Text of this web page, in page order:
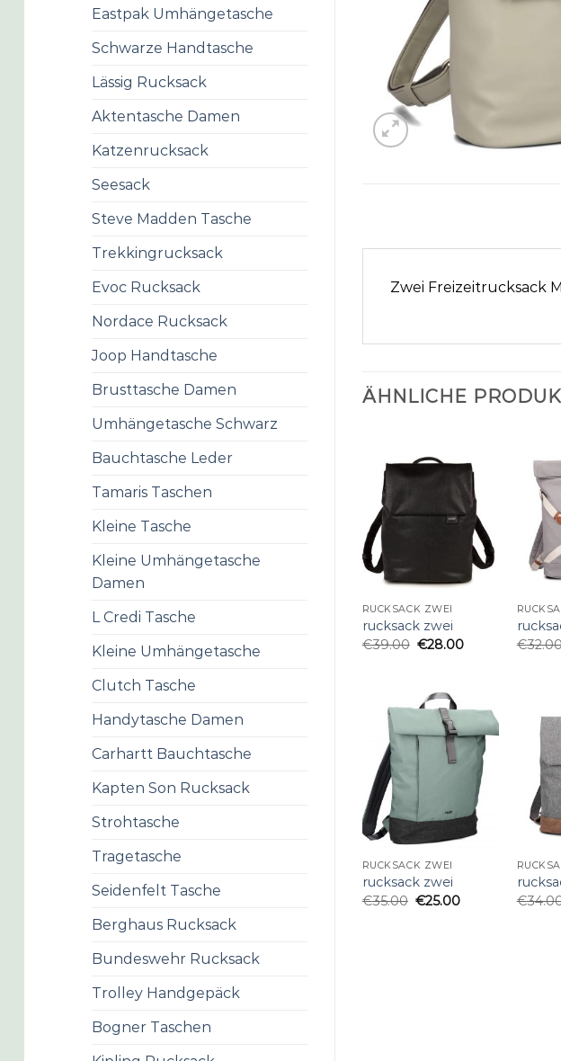
Eastpak Umhängetasche
Schwarze Handtasche
Lässig Rucksack
Aktentasche Damen
Katzenrucksack
Seesack
Steve Madden Tasche
Trekkingrucksack
Evoc Rucksack
Nordace Rucksack
Joop Handtasche
Brusttasche Damen
Umhängetasche Schwarz
Bauchtasche Leder
Tamaris Taschen
Kleine Tasche
Kleine Umhängetasche
Damen
L Credi Tasche
Kleine Umhängetasche
Clutch Tasche
Handytasche Damen
Carhartt Bauchtasche
Kapten Son Rucksack
Strohtasche
Tragetasche
Seidenfelt Tasche
Berghaus Rucksack
Bundeswehr Rucksack
Trolley Handgepäck
Bogner Taschen
Zwei Freizeitrucksack
ÄHNLICHE
RUCKSACK ZWEI
rucksack zwei
€39.00 €28.00
€
RUCKSACK ZWEI
rucksack zwei
€35.00 €25.00
€